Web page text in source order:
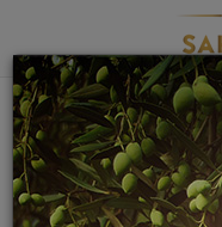
"kusu üzüm" etiketiyle
bulundu.